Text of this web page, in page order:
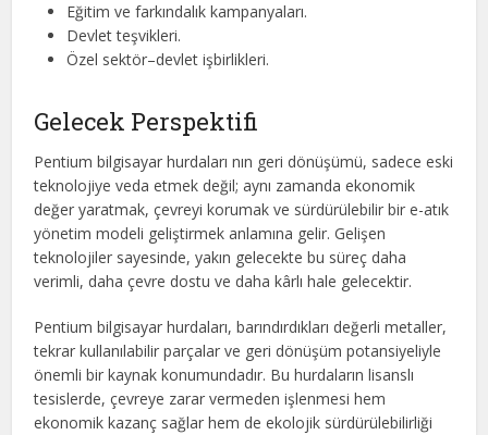
Eğitim ve farkındalık kampanyaları.
Devlet teşvikleri.
Özel sektör–devlet işbirlikleri.
Gelecek Perspektifi
Pentium bilgisayar hurdaları nın geri dönüşümü, sadece eski
teknolojiye veda etmek değil; aynı zamanda ekonomik
değer yaratmak, çevreyi korumak ve sürdürülebilir bir e-atık
yönetim modeli geliştirmek anlamına gelir. Gelişen
teknolojiler sayesinde, yakın gelecekte bu süreç daha
verimli, daha çevre dostu ve daha kârlı hale gelecektir.
Pentium bilgisayar hurdaları, barındırdıkları değerli metaller,
tekrar kullanılabilir parçalar ve geri dönüşüm potansiyeliyle
önemli bir kaynak konumundadır. Bu hurdaların lisanslı
tesislerde, çevreye zarar vermeden işlenmesi hem
ekonomik kazanç sağlar hem de ekolojik sürdürülebilirliği